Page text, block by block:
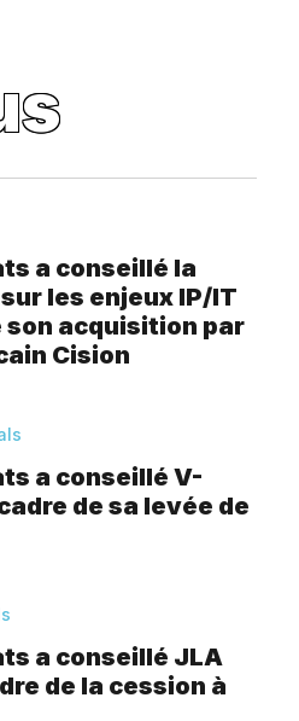
a conseillé la
les enjeux IP/IT
son acquisition par
Cision
a conseillé V-
de sa levée de
a conseillé JLA
de la cession à